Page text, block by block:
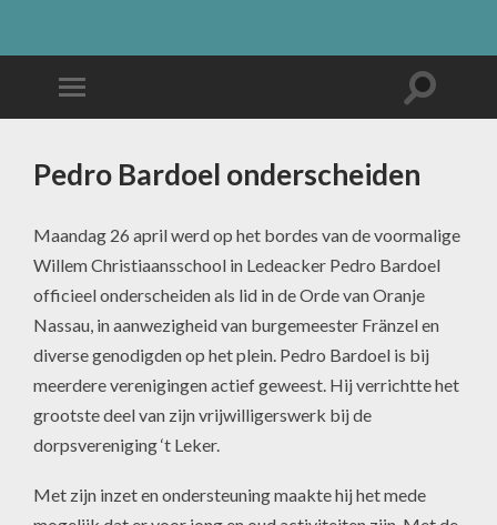
Pedro Bardoel onderscheiden
Maandag 26 april werd op het bordes van de voormalige
Willem Christiaansschool in Ledeacker Pedro Bardoel
officieel onderscheiden als lid in de Orde van Oranje
Nassau, in aanwezigheid van burgemeester Fränzel en
diverse genodigden op het plein. Pedro Bardoel is bij
meerdere verenigingen actief geweest. Hij verrichtte het
grootste deel van zijn vrijwilligerswerk bij de
dorpsvereniging ‘t Leker.
Met zijn inzet en ondersteuning maakte hij het mede